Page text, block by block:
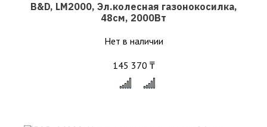
B&D, LM2000, Эл.колесная газонокосилка,
48см, 2000Вт
Нет в наличии
145 370 ₸